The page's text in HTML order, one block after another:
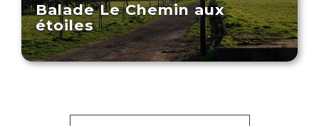
Balade Le Chemin aux
étoiles